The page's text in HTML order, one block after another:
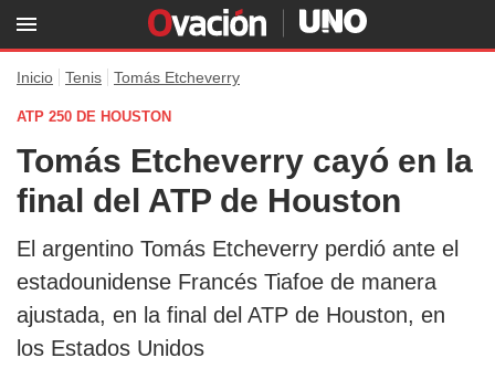
Inicio Tenis Tomás Etcheverry
ATP 250 DE HOUSTON
Tomás Etcheverry cayó en la
final del ATP de Houston
El argentino Tomás Etcheverry perdió ante el
estadounidense Francés Tiafoe de manera
ajustada, en la final del ATP de Houston, en
los Estados Unidos